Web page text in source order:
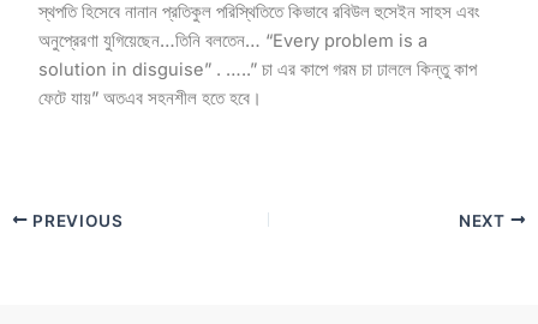
স্থপতি হিসেবে নানান প্রতিকুল পরিস্থিতিতে কিভাবে রবিউল হুসেইন সাহস এবং
অনুপ্রেরণা যুগিয়েছেন…তিনি বলতেন… “Every problem is a
solution in disguise” . …..” চা এর কাপে গরম চা ঢাললে কিন্তু কাপ
ফেটে যায়” অতএব সহনশীল হতে হবে।
PREVIOUS NEXT